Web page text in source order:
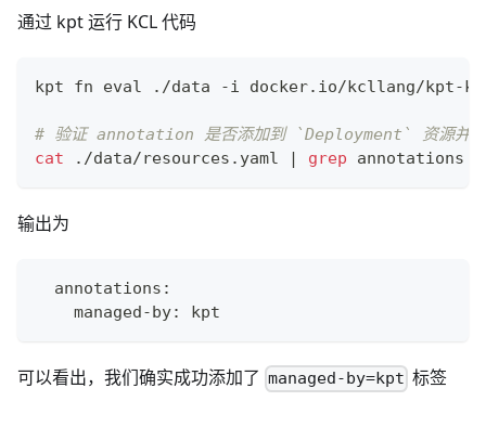
通过 kpt 运行 KCL 代码
kpt fn eval ./data -i docker.io/kcllang/kpt-
# 验证 annotation 是否添加到 `Deployment` 资源并
cat ./data/resources.yaml | grep annotations -
输出为
  annotations:
    managed-by: kpt
可以看出，我们确实成功添加了 managed-by=kpt 标签